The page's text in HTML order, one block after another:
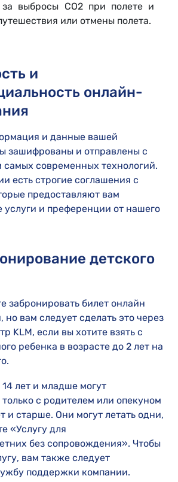
за выбросы CO2 при полете и
или отмены полета.
и
онлайн-
и данные вашей
зашифрованы и отправлены с
самых современных технологий.
есть строгие соглашения с
предоставляют вам
услуги и преференции от нашего
детского
забронировать билет онлайн
но вам следует сделать это через
KLM, если вы хотите взять с
ребенка в возрасте до 2 лет на
лет и младше могут
только с родителем или опекуном
и старше. Они могут летать одни,
«Услугу для
без сопровождения». Чтобы
вам также следует
поддержки компании.